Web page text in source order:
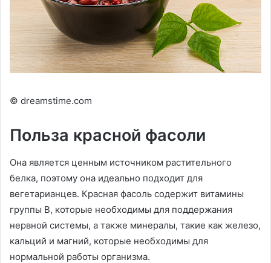
© dreamstime.com
Польза красной фасоли
Она является ценным источником растительного
белка, поэтому она идеально подходит для
вегетарианцев. Красная фасоль содержит витамины
группы B, которые необходимы для поддержания
нервной системы, а также минералы, такие как железо,
кальций и магний, которые необходимы для
нормальной работы организма.